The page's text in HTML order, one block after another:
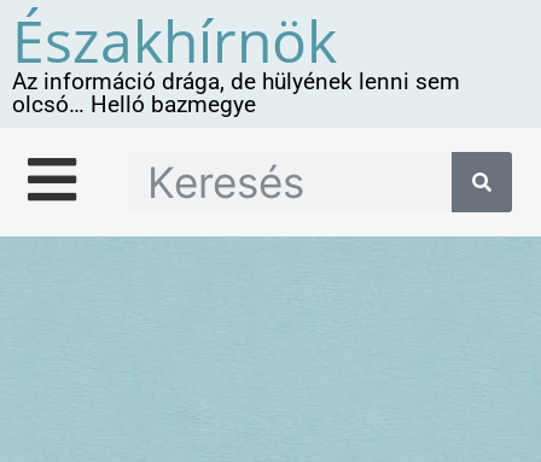
Északhírnök
Az információ drága, de hülyének lenni sem
olcsó… Helló bazmegye